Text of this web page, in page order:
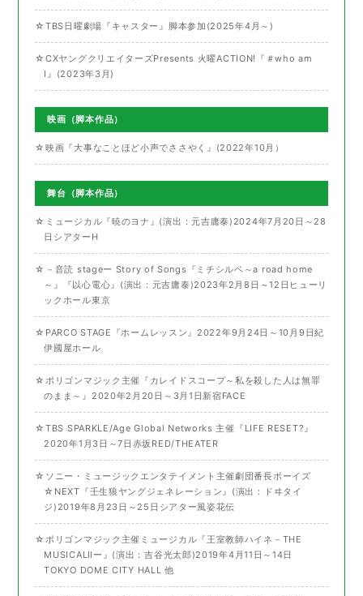
☆TBS日曜劇場『キャスター』脚本参加(2025年4月～)
☆CXヤングクリエイターズPresents 火曜ACTION!『＃who am
I』(2023年3月)
映画（脚本作品）
☆映画『大事なことほど小声でささやく』(2022年10月）
舞台（脚本作品）
☆ミュージカル『暁のヨナ』(演出：元吉庸泰)2024年7月20日～28
日シアターH
☆－音読 stageー Story of Songs『ミチシルベ～a road home
～』『以心電心』(演出：元吉庸泰)2023年2月8日～12日ヒューリ
ックホール東京
☆PARCO STAGE『ホームレッスン』2022年9月24日～10月9日紀
伊國屋ホール
☆ポリゴンマジック主催『カレイドスコープ～私を殺した人は無罪
のまま～』2020年2月20日～3月1日新宿FACE
☆TBS SPARKLE/Age Global Networks 主催『LIFE RESET?』
2020年1月3日～7日赤坂RED/THEATER
☆ソニー・ミュージックエンタテイメント主催劇団番長ボーイズ
☆NEXT『壬生狼ヤングジェネレーション』(演出：ドヰタイ
ジ)2019年8月23日～25日シアター風姿花伝
☆ポリゴンマジック主催ミュージカル『王室教師ハイネ－THE
MUSICALⅡー』(演出：吉谷光太郎)2019年4月11日～14日
TOKYO DOME CITY HALL 他